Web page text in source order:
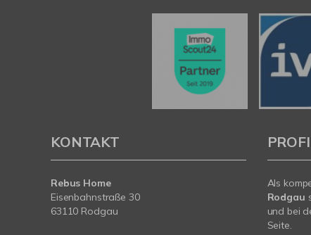
KONTAKT
Rebus Home
Eisenbahnstraße 30
63110 Rodgau
Als
Rodgau
und bei
Seite.